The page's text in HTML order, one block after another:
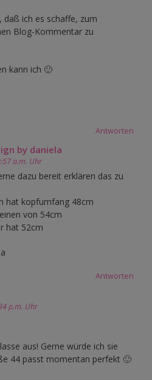
daß ich es schaffe, zum
Blog-Kommentar zu
kann ich 🙂
Antworten
by daniela
a.m. Uhr
dazu bereit erklären das zu
hat kopfumfang 48cm
von 54cm
hat 52cm
Antworten
p.m. Uhr
aus! Gerne würde ich sie
44 passt momentan perfekt 🙂